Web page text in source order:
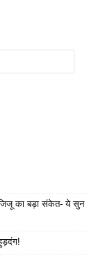
का बड़ा संकेत- ये सुन